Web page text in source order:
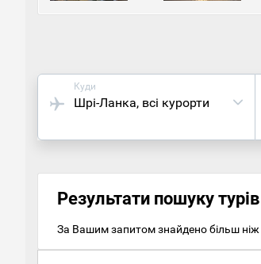
Куди
Шрі-Ланка, всі курорти
Результати пошуку турів
За Вашим запитом знайдено більш ніж